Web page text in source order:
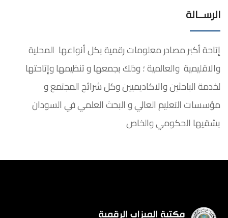
الرســالة
إتاحة أكبر مصادر معلومات رقمية بكل أنواعها المحلية
والاقليمية والعالمية ؛ وذلك بجمعها و تنظيمها وإتاحتها
لخدمة الباحثين والاكاديميين وكل شرائح المجتمع و
مؤسسات التعليم العالي و البحث العلمي في السودان
بشقيها الحكومي والخاص